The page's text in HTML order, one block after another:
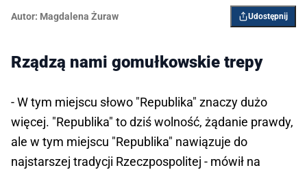
Autor: Magdalena Żuraw Udostępnij
Rządzą nami gomułkowskie trepy
- W tym miejscu słowo "Republika" znaczy dużo
więcej. "Republika" to dziś wolność, żądanie prawdy,
ale w tym miejscu "Republika" nawiązuje do
najstarszej tradycji Rzeczpospolitej - mówił na